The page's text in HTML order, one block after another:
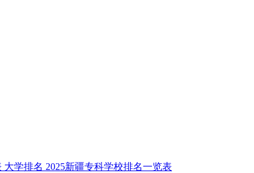
大学排名 2025新疆专科学校排名一览表